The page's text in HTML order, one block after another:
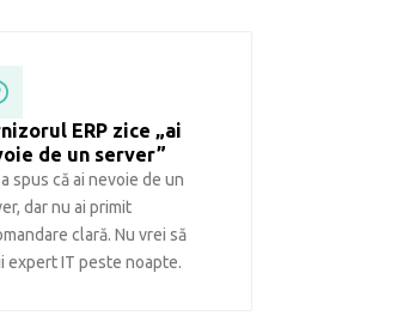
ERP zice „ai
de un server”
spus că ai nevoie de un
dar nu ai primit
clară. Nu vrei să
expert IT peste noapte.